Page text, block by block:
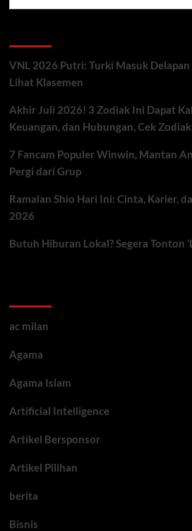
VNL 2026 Putri: Turki Masuk
Lihat Klasemen
Akhir Juli 2026! 3 Zodiak Ini Dapat
Keuangan, dan Hubungan, Cek
7 Fancam Populer Winwin, Mantan
Pergi dari Grup
Ramalan Shio Hari Ini: Cinta, Karier,
2026
Butuh Hiburan Lokal? Segera Tonton
ac milan
Agama
Agama Islam
Artificial Intelligence
Artikel Bersponsor
Artikel Pilihan
berita
Bisnis